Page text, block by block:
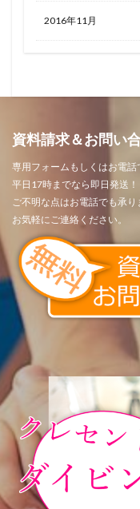
2016年11月
資料請求＆お問い
専用フォームもしくはお電話
平日17時までなら即日発送！
ご不明な点はお電話でも承り
お気軽にご連絡ください。